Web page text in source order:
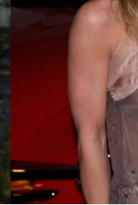
Güvenlik
Nicole
haberi geldi.